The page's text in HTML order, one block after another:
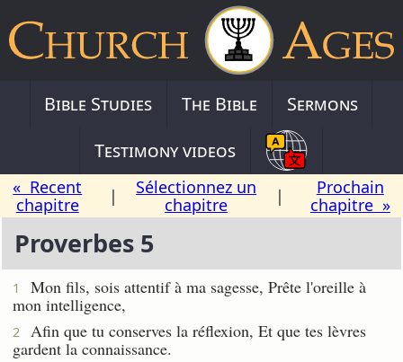
Bible Studies The Bible
Sermons
Testimony videos
« Recent
chapitre
|
Sélectionnez un
chapitre
|
Prochain
chapitre »
Proverbes 5
1
Mon fils, sois attentif à ma sagesse, Prête l'oreille à
mon intelligence,
2
Afin que tu conserves la réflexion, Et que tes lèvres
gardent la connaissance.